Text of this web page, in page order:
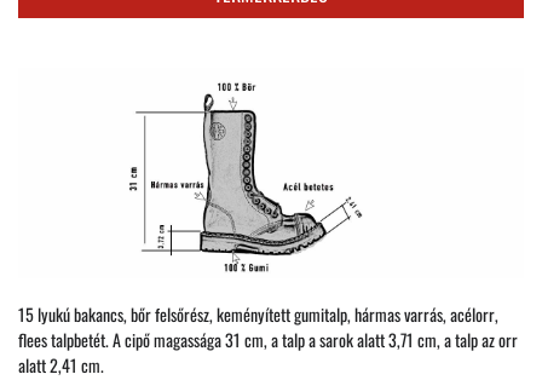
15 lyukú bakancs, bőr felsőrész, keményített gumitalp, hármas varrás, acélorr,
flees talpbetét. A cipő magassága 31 cm, a talp a sarok alatt 3,71 cm, a talp az orr
alatt 2,41 cm.